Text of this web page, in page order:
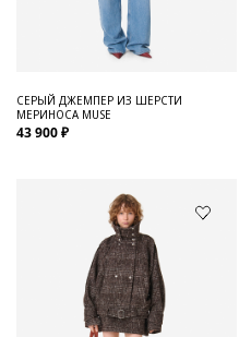
СЕРЫЙ ДЖЕМПЕР ИЗ ШЕРСТИ
МЕРИНОСА MUSE
43 900 ₽